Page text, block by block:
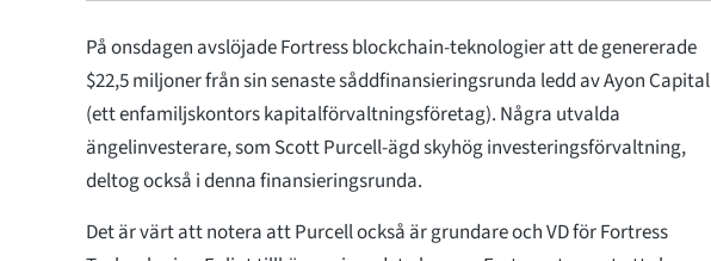
På onsdagen avslöjade Fortress blockchain-teknologier att de genererade
$22,5 miljoner från sin senaste såddfinansieringsrunda ledd av Ayon Capital
(ett enfamiljskontors kapitalförvaltningsföretag). Några utvalda
ängelinvesterare, som Scott Purcell-ägd skyhög investeringsförvaltning,
deltog också i denna finansieringsrunda.
Det är värt att notera att Purcell också är grundare och VD för Fortress